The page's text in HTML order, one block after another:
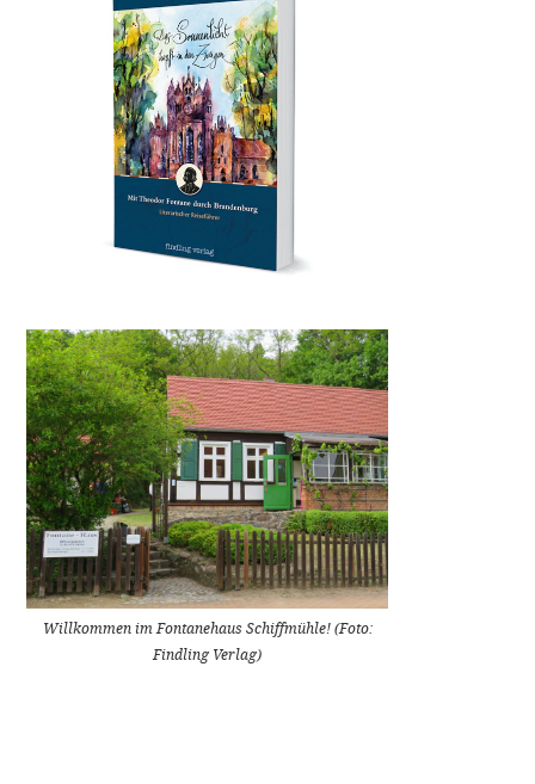
Willkommen im Fontanehaus Schiffmühle! (Foto:
Findling Verlag)